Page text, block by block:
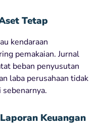
Tetap
kendaraan
pemakaian. Jurnal
beban penyusutan
laba perusahaan tidak
Keuangan